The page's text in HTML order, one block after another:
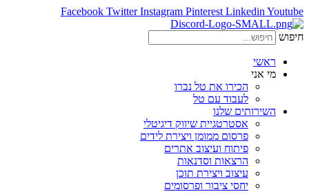
Facebook Twitter Instagram Pinterest Linkedin Youtube
חיפוש
ראשי
מי אני
הכירו את טל נברו
לעבוד עם טל
השירותים שלנו
אסטרטגיית שיווק דיגיטלי
פרסום ממומן ויצירת לידים
פיתוח ועיצוב אתרים
הרצאות וסדנאות
עיצוב ויצירת תוכן
יחסי ציבור ופרסומים